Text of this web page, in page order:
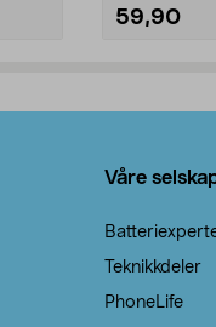
59,90
Våre
Teknikkdeler
PhoneLife